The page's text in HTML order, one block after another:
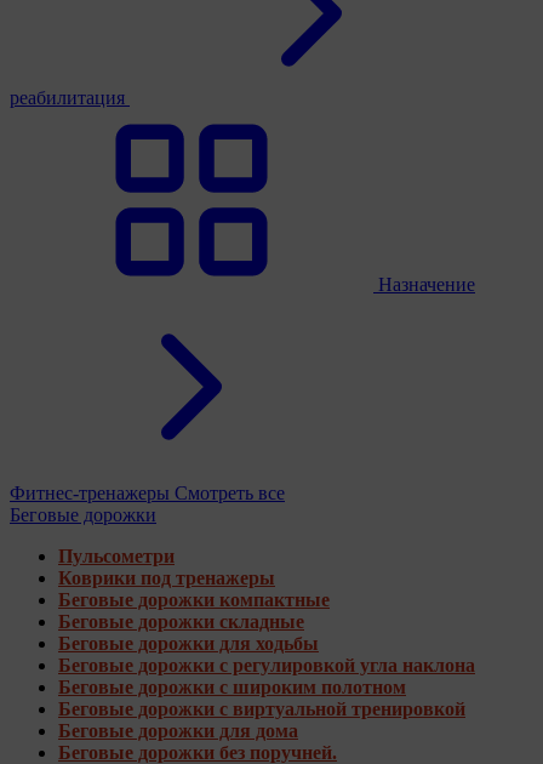
реабилитация
Назначение
Фитнес-тренажеры Смотреть все
Беговые дорожки
Пульсометри
Коврики под тренажеры
Беговые дорожки компактные
Беговые дорожки складные
Беговые дорожки для ходьбы
Беговые дорожки с регулировкой угла наклона
Беговые дорожки с широким полотном
Беговые дорожки с виртуальной тренировкой
Беговые дорожки для дома
Беговые дорожки без поручней.